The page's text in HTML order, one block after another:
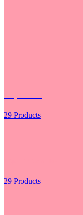
29 Products
29 Products